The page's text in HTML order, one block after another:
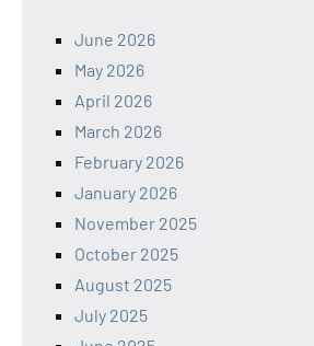
June 2026
May 2026
April 2026
March 2026
February 2026
January 2026
November 2025
October 2025
August 2025
July 2025